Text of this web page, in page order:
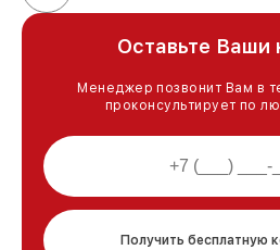
Оставьте Ваши
Менеджер позвонит Вам в
проконсультирует по
Получить бесплатную